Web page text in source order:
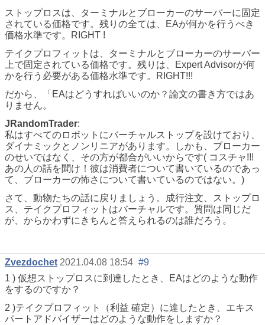
ストップロスは、ターミナルとブローカーのサーバーに固定
されている価格です。残りの全ては、EAが何かを行うべき
価格水準です。RIGHT !
テイクプロフィットは、ターミナルとブローカーのサーバー
上で固定されている価格です。残りは、Expert Advisorが何
かを行う必要がある価格水準です。RIGHT!!!
だから、「EAはどうすればいいのか？論文の書き方ではあ
りません。
JRandomTrader:
私はすべてのロボットにバーチャルストップを設けており、
ダイナミックとノンリニアがあります。しかも、ブローカー
のせいではなく、その方が都合がいいからです( コスチャ!!!
あの人の話を聞け！彼は消費者について書いているのであっ
て、ブローカーの怖さについて書いているのではない。)
さて、動物たちの話に戻りましょう。成行注文、ストップロ
ス、テイクプロフィットはバーチャルです。質問は同じだ
が、からかわずにきちんと答えられるのは誰だろう。
Zvezdochet 2021.04.08 18:54 #9
1 ) 仮想ストップロスに到達したとき、EAはどのような動作
をするのですか？
2 )テイクプロフィット（利益 確定）に達したとき、エキス
パートアドバイザーはどのような動作をしますか？